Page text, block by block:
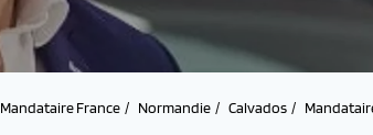
Mandataire France Normandie Calvados